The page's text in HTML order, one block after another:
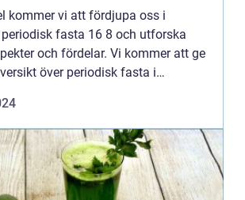
kommer vi att fördjupa oss i
fasta 16 8 och utforska
och fördelar. Vi kommer att ge
över periodisk fasta i